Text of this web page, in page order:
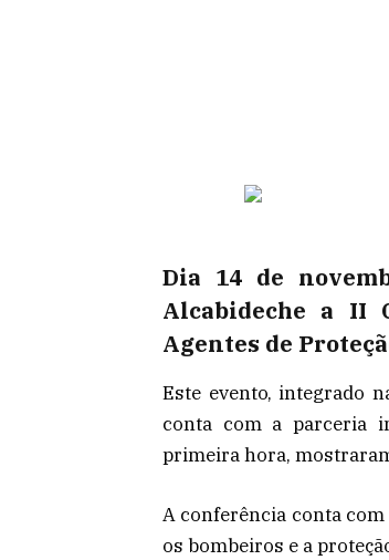
Dia 14 de
Alcabideche a II
Agentes de
Este evento, integrado
conta com a parceria
primeira hora,
A conferência conta
os bombeiros e a